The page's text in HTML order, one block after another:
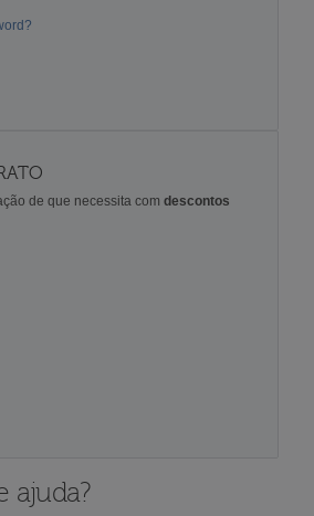
de que necessita com descontos
ajuda?